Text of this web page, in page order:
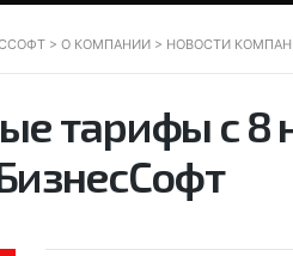
> О КОМПАНИИ > НОВОСТИ
тарифы с 8